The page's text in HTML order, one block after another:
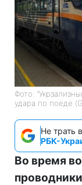
Фото:
удара по поеде
Не трать
РБК-
Во время